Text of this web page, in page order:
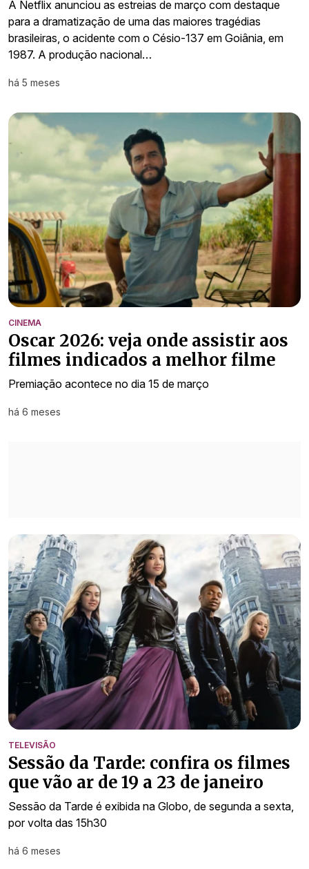
A Netflix anunciou as estreias de março com destaque
para a dramatização de uma das maiores tragédias
brasileiras, o acidente com o Césio-137 em Goiânia, em
1987. A produção nacional…
há 5 meses
CINEMA
Oscar 2026: veja onde assistir aos
filmes indicados a melhor filme
Premiação acontece no dia 15 de março
há 6 meses
TELEVISÃO
Sessão da Tarde: confira os filmes
que vão ar de 19 a 23 de janeiro
Sessão da Tarde é exibida na Globo, de segunda a sexta,
por volta das 15h30
há 6 meses